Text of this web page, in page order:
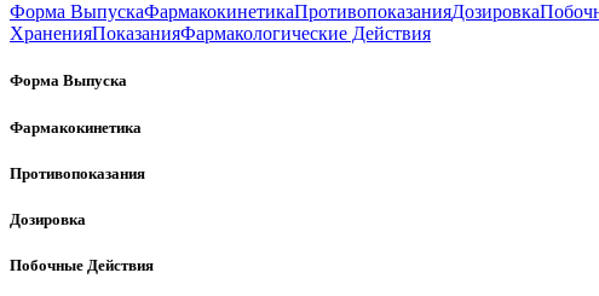
Форма ВыпускаФармакокинетикаПротивопоказанияДозировка
ХраненияПоказанияФармакологические Действия
Форма Выпуска
Фармакокинетика
Противопоказания
Дозировка
Побочные Действия